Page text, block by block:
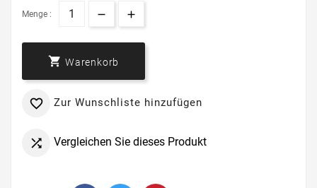
Menge :
 Warenkorb
 Zur Wunschliste hinzufügen
 Vergleichen Sie dieses Produkt